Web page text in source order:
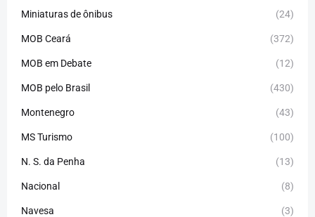
Miniaturas de ônibus (24)
MOB Ceará (372)
MOB em Debate (12)
MOB pelo Brasil (430)
Montenegro (43)
MS Turismo (100)
N. S. da Penha (13)
Nacional (8)
Navesa (3)